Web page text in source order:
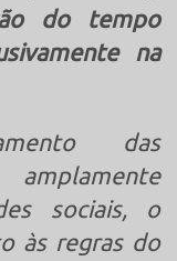
do tempo
na
das
sociais, o
às regras do